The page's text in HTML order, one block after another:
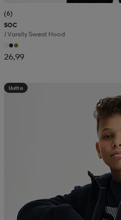
(6)
SOC
J Varsity Sweat Hood
26,99
Uutta